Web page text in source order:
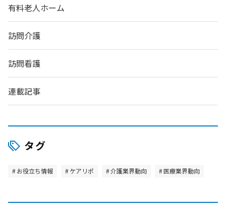
有料老人ホーム
訪問介護
訪問看護
連載記事
タグ
お役立ち情報 ケアリポ 介護業界動向 医療業界動向